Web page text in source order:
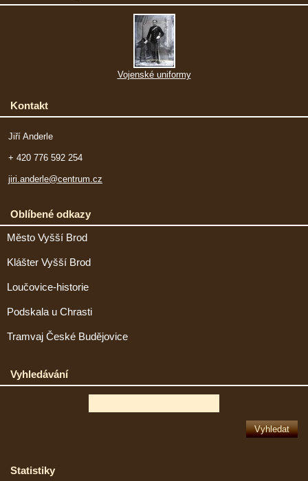
Vojenské uniformy
Kontakt
Jiří Anderle
+ 420 776 592 254
jiri.anderle@centrum.cz
Oblíbené odkazy
Město Vyšší Brod
Klášter Vyšší Brod
Loučovice-historie
Podskala u Chrasti
Tramvaj České Budějovice
Vyhledávání
Statistiky